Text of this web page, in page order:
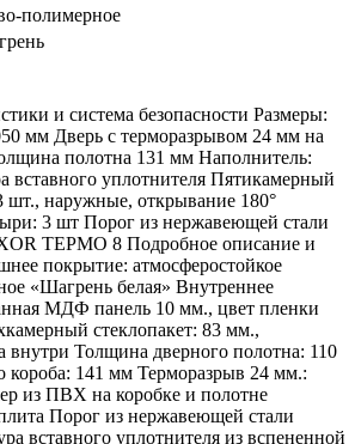
полимерное
и система безопасности Размеры:
мм Дверь с терморазрывом 24 мм на
полотна 131 мм Наполнитель:
вставного уплотнителя Пятикамерный
шт., наружные, открывание 180°
3 шт Порог из нержавеющей стали
ТЕРМО 8 Подробное описание и
покрытие: атмосферостойкое
«Шагрень белая» Внутреннее
МДФ панель 10 мм., цвет пленки
стеклопакет: 83 мм.,
внутри Толщина дверного полотна: 110
короба: 141 мм Терморазрыв 24 мм.:
из ПВХ на коробке и полотне
Порог из нержавеющей стали
вставного уплотнителя из вспененной